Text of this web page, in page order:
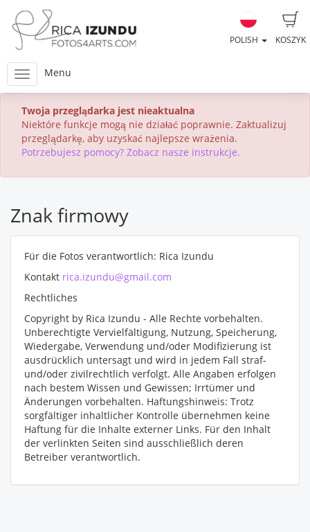
KOSZYK
POLISH
Menu
Twoja przeglądarka jest nieaktualna
Niektóre funkcje mogą nie działać poprawnie. Zaktualizuj
przeglądarkę, aby uzyskać najlepsze wrażenia.
Potrzebujesz pomocy? Zobacz nasze instrukcje.
Znak firmowy
Für die Fotos verantwortlich: Rica Izundu
Kontakt rica.izundu@gmail.com
Rechtliches
Copyright by Rica Izundu - Alle Rechte vorbehalten.
Unberechtigte Vervielfältigung, Nutzung, Speicherung,
Wiedergabe, Verwendung und/oder Modifizierung ist
ausdrücklich untersagt und wird in jedem Fall straf-
und/oder zivilrechtlich verfolgt. Alle Angaben erfolgen
nach bestem Wissen und Gewissen; Irrtümer und
Änderungen vorbehalten. Haftungshinweis: Trotz
sorgfältiger inhaltlicher Kontrolle übernehmen keine
Haftung für die Inhalte externer Links. Für den Inhalt
der verlinkten Seiten sind ausschließlich deren
Betreiber verantwortlich.